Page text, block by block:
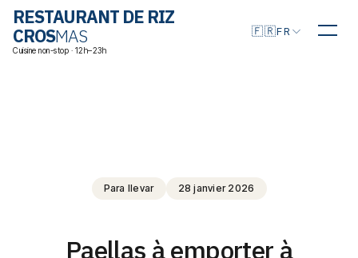
RESTAURANT DE RIZ
CROSMAS
Cuisine non-stop · 12h–23h
Choisir la langue
🇫🇷FR
Para llevar 28 janvier 2026
Paellas à emporter à